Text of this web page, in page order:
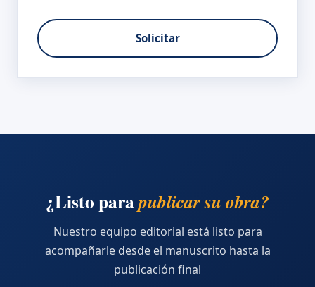
Solicitar
¿Listo parapublicar su obra?
Nuestro equipo editorial está listo para
acompañarle desde el manuscrito hasta la
publicación final